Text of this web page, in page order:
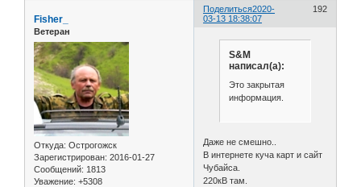
Поделиться 192
2020-
03-13 18:38:07
Fisher_
Ветеран
Откуда: Острогожск
Зарегистрирован: 2016-01-27
Сообщений: 1813
Уважение: +5308
S&M
написал(а):
Это закрытая
информация.
Даже не смешно..
В интернете куча карт и сайт
Чубайса.
220кВ там.